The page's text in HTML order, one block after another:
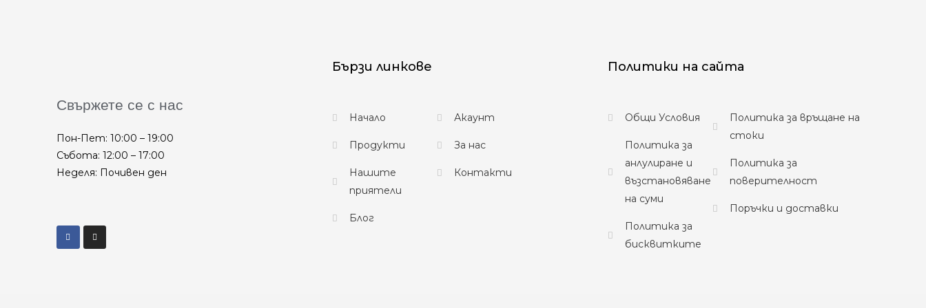
Свържете се с нас
Пон-Пет: 10:00 – 19:00
Събота: 12:00 – 17:00
Неделя: Почивен ден
Бързи линкове
Начало
Продукти
Нашите
приятели
Блог
Акаунт
За нас
Контакти
Политики на сайта
Общи Условия
Политика за
анлулиране и
възстановяване
на суми
Политика за
бисквитките
Политика за връщане на
стоки
Политика за
поверителност
Поръчки и доставки